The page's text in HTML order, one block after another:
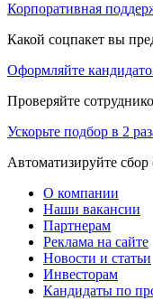
Корпоративная
Какой соцпакет вы
Оформляйте
Проверяйте
Ускорьте подбор в 2
Автоматизируйте сбор
О компании
Наши вакансии
Партнерам
Реклама на сайте
Новости и статьи
Инвесторам
Кандидаты по